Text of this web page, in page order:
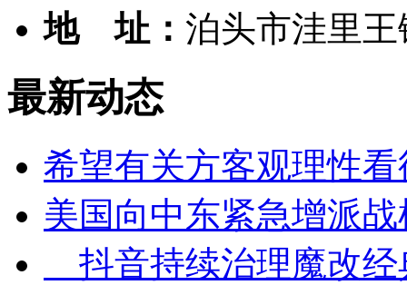
地 址： 泊头市洼里
最新动态
希望有关方客观理性
美国向中东紧急增派战
抖音持续治理魔改经